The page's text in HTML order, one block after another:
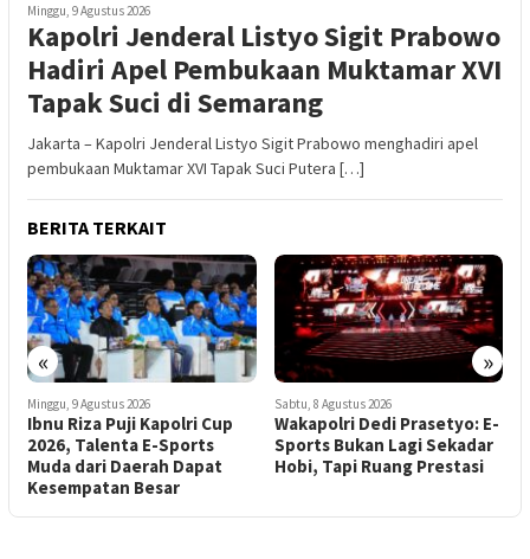
Minggu, 9 Agustus 2026
Kapolri Jenderal Listyo Sigit Prabowo
Hadiri Apel Pembukaan Muktamar XVI
Tapak Suci di Semarang
Jakarta – Kapolri Jenderal Listyo Sigit Prabowo menghadiri apel
pembukaan Muktamar XVI Tapak Suci Putera […]
BERITA TERKAIT
« »
Minggu, 9 Agustus 2026
Ibnu Riza Puji Kapolri Cup
2026, Talenta E-Sports
Muda dari Daerah Dapat
Kesempatan Besar
Sabtu, 8 Agustus 2026
Wakapolri Dedi Prasetyo: E-
Sports Bukan Lagi Sekadar
Hobi, Tapi Ruang Prestasi